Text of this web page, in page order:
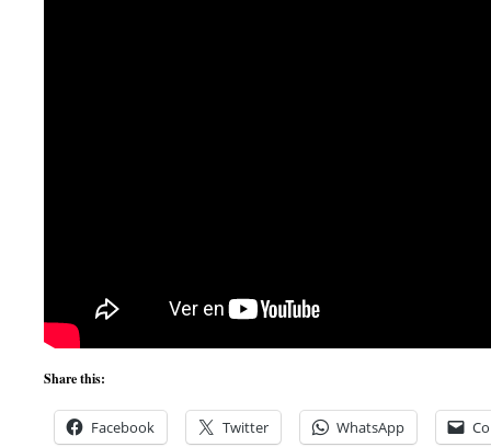
Share this:
Facebook Twitter WhatsApp